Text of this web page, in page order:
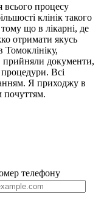
всього процесу
клінік такого
що в лікарні, де
отримати якусь
прийняли документи,
Всі
Я приходжу в
почуттям.
телефону